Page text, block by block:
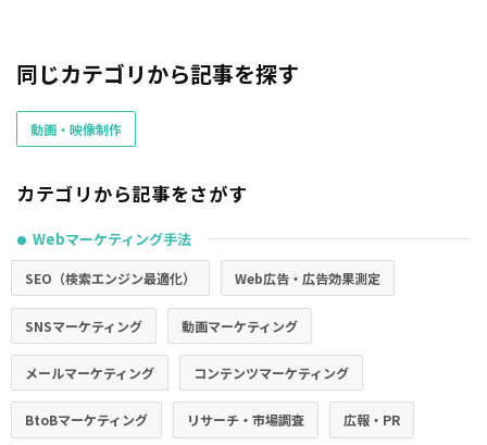
同じカテゴリから記事を探す
動画・映像制作
カテゴリから記事をさがす
● Webマーケティング手法
SEO（検索エンジン最適化） Web広告・広告効果測定
SNSマーケティング 動画マーケティング
メールマーケティング コンテンツマーケティング
BtoBマーケティング リサーチ・市場調査 広報・PR